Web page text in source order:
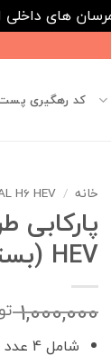
کد رهگیری
خانه /
H6 HEV
HEV (بسته 4 عددی)
1,000,000
شامل 4 عدد برچسب پارکابی